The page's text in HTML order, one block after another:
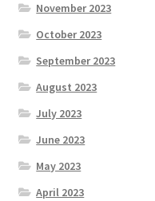
November 2023
October 2023
September 2023
August 2023
July 2023
June 2023
May 2023
April 2023